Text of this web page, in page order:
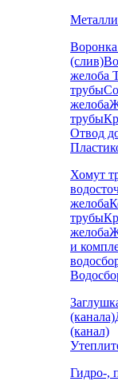
(слив)
желоба
трубы
желоба
трубы
Отвод
Хомут
желоба
трубы
желоба
и
(канала)
(канал)
Гидро-,